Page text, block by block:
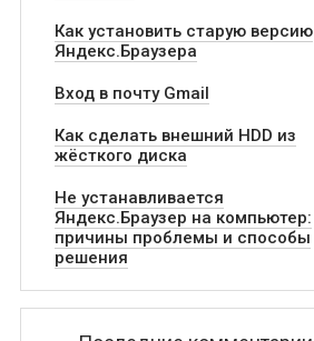
Как установить старую версию
Яндекс.Браузера
Вход в почту Gmail
Как сделать внешний HDD из
жёсткого диска
Не устанавливается
Яндекс.Браузер на компьютер:
причины проблемы и способы
решения